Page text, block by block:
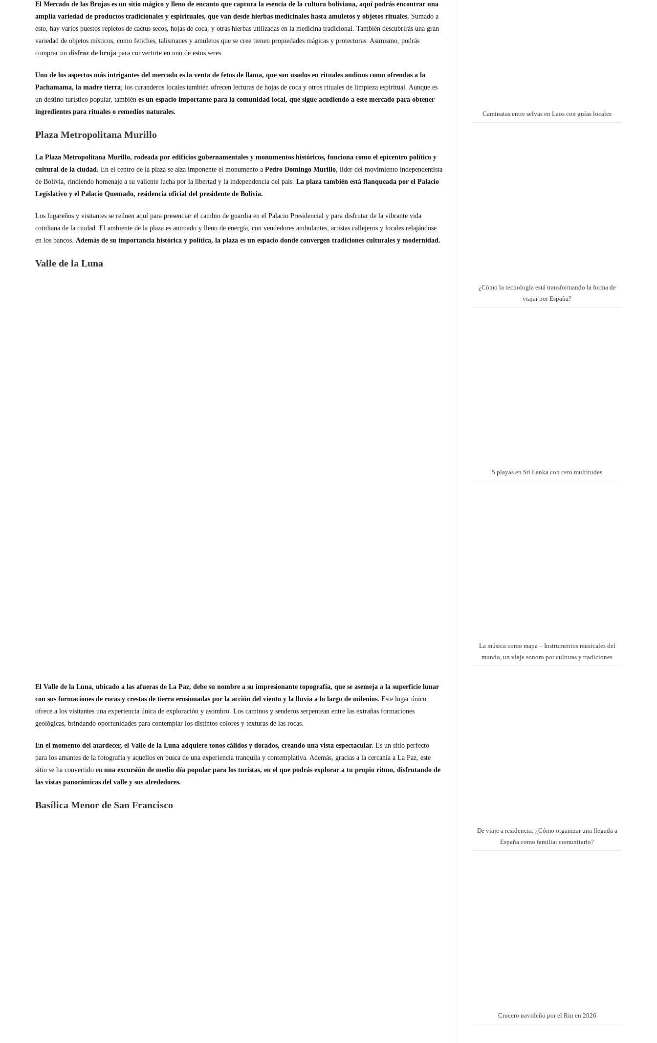
El Mercado de las Brujas es un sitio mágico y lleno de encanto que captura la esencia de la cultura boliviana, aquí podrás encontrar una
amplia variedad de productos tradicionales y espirituales, que van desde hierbas medicinales hasta amuletos y objetos rituales. Sumado a
esto, hay varios puestos repletos de cactus secos, hojas de coca, y otras hierbas utilizadas en la medicina tradicional. También descubrirás una gran
variedad de objetos místicos, como fetiches, talismanes y amuletos que se cree tienen propiedades mágicas y protectoras. Asimismo, podrás
comprar un disfraz de bruja para convertirte en uno de estos seres.
Uno de los aspectos más intrigantes del mercado es la venta de fetos de llama, que son usados en rituales andinos como ofrendas a la
Pachamama, la madre tierra; los curanderos locales también ofrecen lecturas de hojas de coca y otros rituales de limpieza espiritual. Aunque es
un destino turístico popular, también es un espacio importante para la comunidad local, que sigue acudiendo a este mercado para obtener
ingredientes para rituales o remedios naturales.
Plaza Metropolitana Murillo
La Plaza Metropolitana Murillo, rodeada por edificios gubernamentales y monumentos históricos, funciona como el epicentro político y
cultural de la ciudad. En el centro de la plaza se alza imponente el monumento a Pedro Domingo Murillo, líder del movimiento independentista
de Bolivia, rindiendo homenaje a su valiente lucha por la libertad y la independencia del país. La plaza también está flanqueada por el Palacio
Legislativo y el Palacio Quemado, residencia oficial del presidente de Bolivia.
Los lugareños y visitantes se reúnen aquí para presenciar el cambio de guardia en el Palacio Presidencial y para disfrutar de la vibrante vida
cotidiana de la ciudad. El ambiente de la plaza es animado y lleno de energía, con vendedores ambulantes, artistas callejeros y locales relajándose
en los bancos. Además de su importancia histórica y política, la plaza es un espacio donde convergen tradiciones culturales y modernidad.
Valle de la Luna
El Valle de la Luna, ubicado a las afueras de La Paz, debe su nombre a su impresionante topografía, que se asemeja a la superficie lunar
con sus formaciones de rocas y crestas de tierra erosionadas por la acción del viento y la lluvia a lo largo de milenios. Este lugar único
ofrece a los visitantes una experiencia única de exploración y asombro. Los caminos y senderos serpentean entre las extrañas formaciones
geológicas, brindando oportunidades para contemplar los distintos colores y texturas de las rocas.
En el momento del atardecer, el Valle de la Luna adquiere tonos cálidos y dorados, creando una vista espectacular. Es un sitio perfecto
para los amantes de la fotografía y aquellos en busca de una experiencia tranquila y contemplativa. Además, gracias a la cercanía a La Paz, este
sitio se ha convertido en una excursión de medio día popular para los turistas, en el que podrás explorar a tu propio ritmo, disfrutando de
las vistas panorámicas del valle y sus alrededores.
Basílica Menor de San Francisco
Caminatas entre selvas en Laos con guías locales
¿Cómo la tecnología está transformando la forma de
viajar por España?
5 playas en Sri Lanka con cero multitudes
La música como mapa – Instrumentos musicales del
mundo, un viaje sonoro por culturas y tradiciones
De viaje a residencia: ¿Cómo organizar una llegada a
España como familiar comunitario?
Crucero navideño por el Rin en 2026